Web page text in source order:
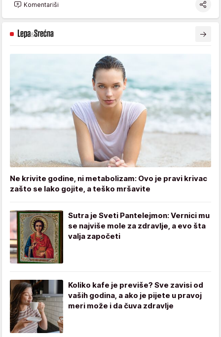
Komentariši
Ne krivite godine, ni metabolizam: Ovo je pravi krivac
zašto se lako gojite, a teško mršavite
Sutra je Sveti Pantelejmon: Vernici mu
se najviše mole za zdravlje, a evo šta
valja započeti
Koliko kafe je previše? Sve zavisi od
vaših godina, a ako je pijete u pravoj
meri može i da čuva zdravlje